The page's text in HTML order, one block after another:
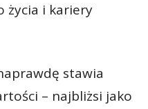
życia i kariery
stawia
– najbliżsi jako